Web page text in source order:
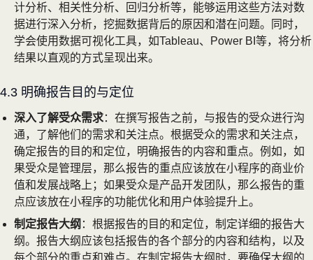
计分析、相关性分析、回归分析等，能够运用这些方法对数
据进行深入分析，挖掘数据背后的原因和潜在问题。同时，
学会使用数据可视化工具，如Tableau、Power BI等，将分析
结果以直观的方式呈现出来。
4.3 明确报告目的与定位
深入了解受众需求：在撰写报告之前，与报告的受众进行沟
通，了解他们的需求和关注点。根据受众的需求和关注点，
确定报告的目的和定位，明确报告的内容和重点。例如，如
果受众是管理层，那么报告的重点应该放在小程序的商业价
值和发展战略上；如果受众是产品开发团队，那么报告的重
点应该放在小程序的功能优化和用户体验提升上。
制定报告大纲 ：根据报告的目的和定位，制定详细的报告大
纲。报告大纲应该包括报告的各个部分的内容和结构，以及
每个部分的重点和难点。在制定报告大纲时，要确保大纲的